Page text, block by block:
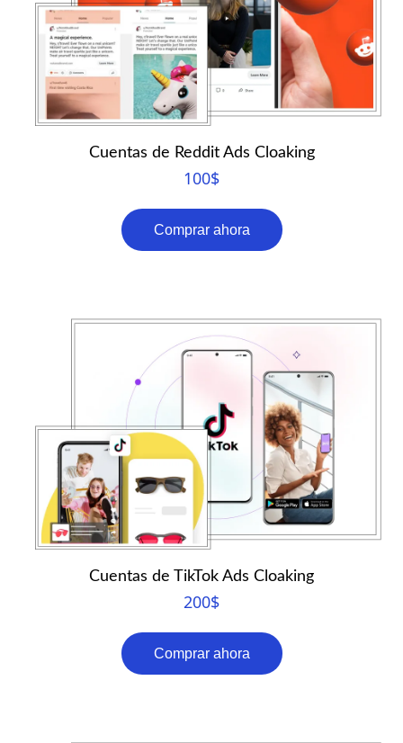
Cuentas de Reddit Ads Cloaking
100$
Comprar ahora
Cuentas de TikTok Ads Cloaking
200$
Comprar ahora